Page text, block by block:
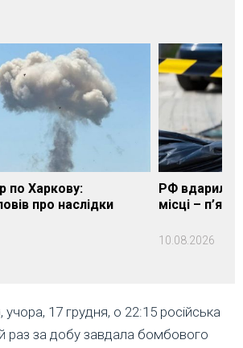
по Харкову:
про наслідки
РФ вдарила
місці –
10.08.2026
17 грудня, о 22:15 російська
раз за добу завдала бомбового